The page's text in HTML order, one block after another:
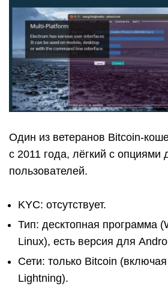
Один из ветеранов Bitcoin-
с 2011 года, лёгкий с опциями
пользователей.
KYC: отсутствует.
Тип: десктопная программа
Linux), есть версия для
Сети: только Bitcoin
Lightning).